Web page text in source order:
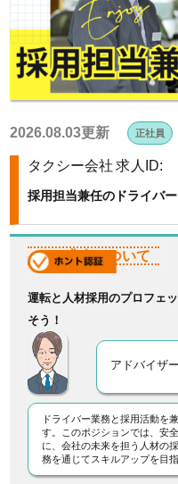
2026.08.03更新 正社員
タクシー会社求人ID:
採用担当兼任のドライバー
この求人について
運転と人材採用のプロフェ
そう！
アドバイザ
ドライバー業務と採用活動を
す。このポジションでは、安
に、会社の未来を担う人材の
務を通じてスキルアップを目